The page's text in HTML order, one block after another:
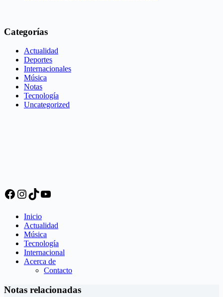
Categorías
Actualidad
Deportes
Internacionales
Música
Notas
Tecnología
Uncategorized
Facebook
Instagram
TikTok
YouTube
Inicio
Actualidad
Música
Tecnología
Internacional
Acerca de
Contacto
Notas relacionadas